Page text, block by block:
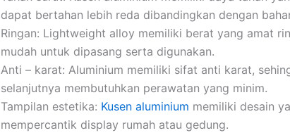
dapat bertahan lebih reda dibandingkan dengan
Ringan: Lightweight alloy memiliki berat yang amat
mudah untuk dipasang serta digunakan.
Anti – karat: Aluminium memiliki sifat anti karat,
selanjutnya membutuhkan perawatan yang minim.
Tampilan estetika: Kusen aluminium memiliki desain
mempercantik display rumah atau gedung.